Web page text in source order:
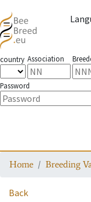
country Association
Password
Home Breeding
Back